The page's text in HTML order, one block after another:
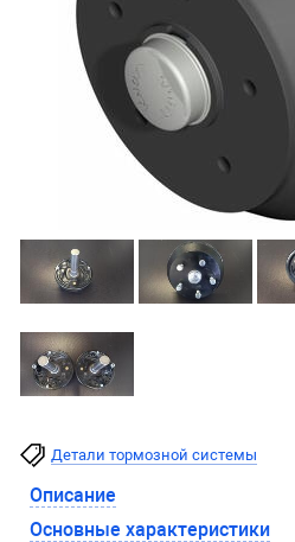
Детали тормозной системы
Описание
Основные характеристики